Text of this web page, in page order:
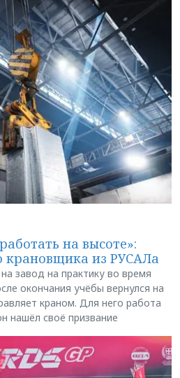
на высоте»:
крановщика из РУСАЛа
завод на практику во время
окончания учёбы вернулся на
краном. Для него работа
нашёл своё призвание